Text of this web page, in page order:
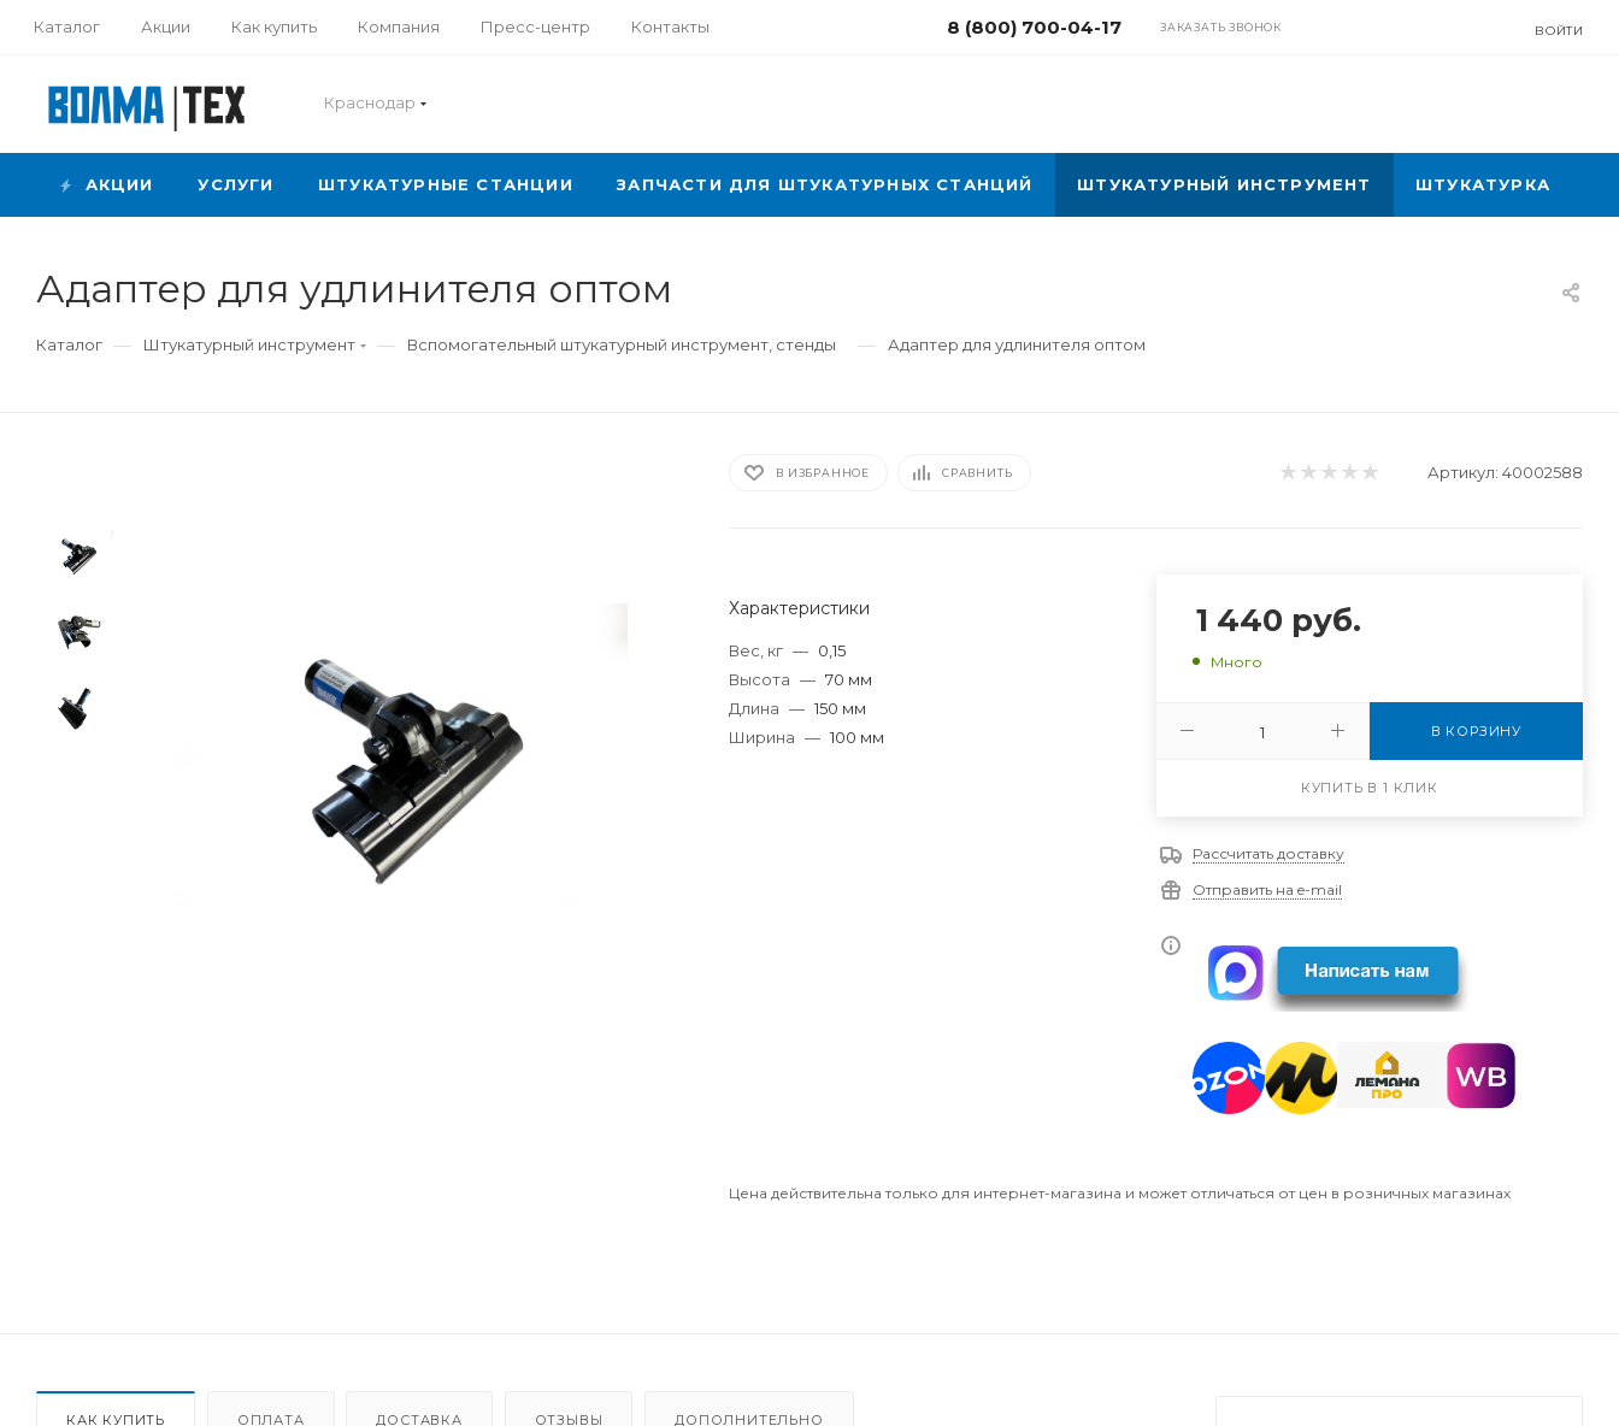
Каталог Акции Как купить Компания Пресс-центр Контакты 8 (800) 700-04-17 ЗАКАЗАТЬ ЗВОНОК ВОЙТИ
Краснодар
АКЦИИ УСЛУГИ ШТУКАТУРНЫЕ СТАНЦИИ ЗАПЧАСТИ ДЛЯ ШТУКАТУРНЫХ СТАНЦИЙ ШТУКАТУРНЫЙ ИНСТРУМЕНТ ШТУКАТУРКА
Адаптер для удлинителя оптом
Каталог — Штукатурный инструмент — Вспомогательный штукатурный инструмент, стенды — Адаптер для удлинителя оптом
В ИЗБРАННОЕ СРАВНИТЬ Артикул: 40002588
Характеристики
Вес, кг — 0,15
Высота — 70 мм
Длина — 150 мм
Ширина — 100 мм
1 440 руб.
Много
В КОРЗИНУ
КУПИТЬ В 1 КЛИК
Рассчитать доставку
Отправить на e-mail
Цена действительна только для интернет-магазина и может отличаться от цен в розничных магазинах
КАК КУПИТЬ ОПЛАТА ДОСТАВКА ОТЗЫВЫ ДОПОЛНИТЕЛЬНО